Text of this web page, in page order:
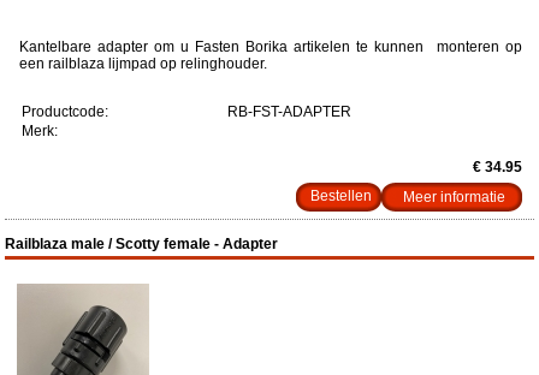
Kantelbare adapter om u Fasten Borika artikelen te kunnen monteren op
een railblaza lijmpad op relinghouder.
Productcode:
RB-FST-ADAPTER
Merk:
€ 34.95
Meer informatie
Railblaza male / Scotty female - Adapter